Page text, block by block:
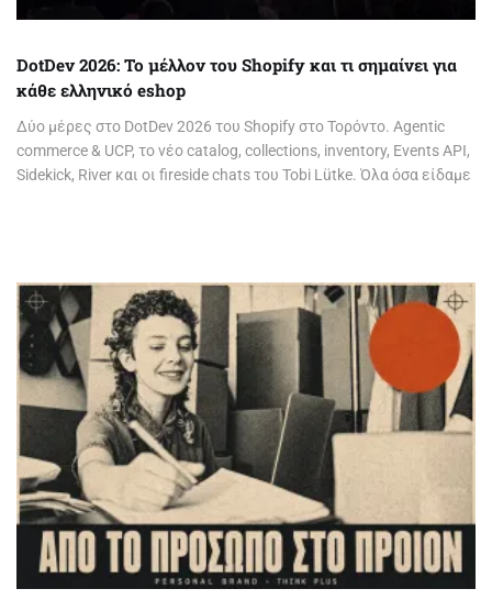
DotDev 2026: Το μέλλον του Shopify και τι σημαίνει για
κάθε ελληνικό eshop
Δύο μέρες στο DotDev 2026 του Shopify στο Τορόντο. Agentic
commerce & UCP, το νέο catalog, collections, inventory, Events API,
Sidekick, River και οι fireside chats του Tobi Lütke. Όλα όσα είδαμε